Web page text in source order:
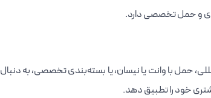
و حمل تخصصی دارد.
حمل با وانت یا نیسان، یا بسته‌بندی تخصصی، به دنبال
خود را تطبیق دهد.